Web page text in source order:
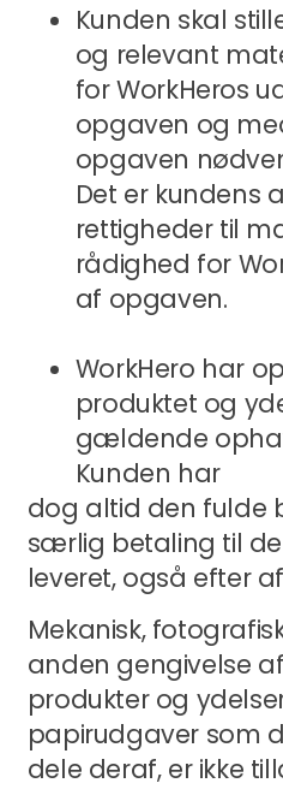
Kunden skal
og relevant
for WorkHeros
opgaven og
opgaven
Det er kundens
rettigheder til
rådighed for
af opgaven.
WorkHero har
produktet og
gældende
Kunden har
dog altid den fulde
særlig betaling til
leveret, også efter
Mekanisk,
anden gengivelse
produkter og
papirudgaver som
dele deraf, er ikke